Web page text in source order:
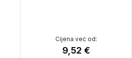
Cijena već od:
9,52 €